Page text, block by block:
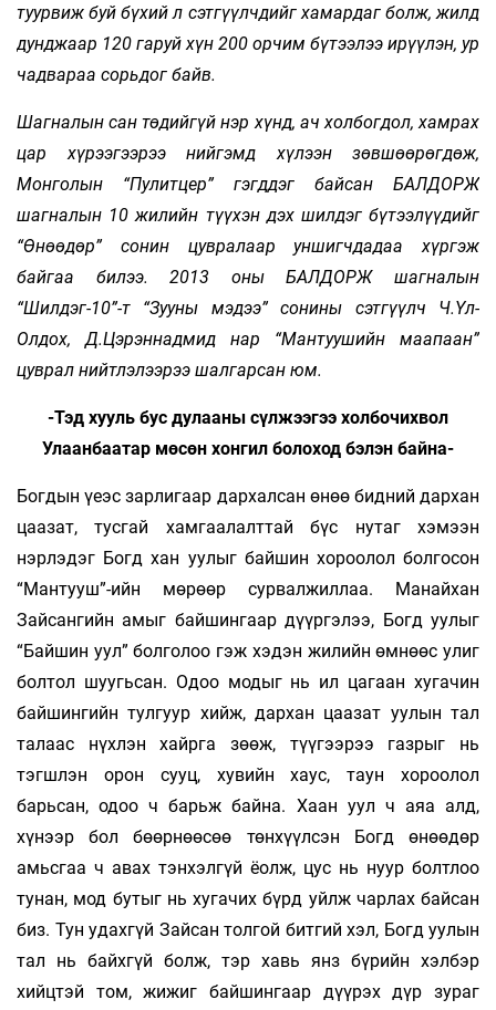
туурвиж буй бүхий л сэтгүүлчдийг хамардаг болж, жилд
дунджаар 120 гаруй хүн 200 орчим бүтээлээ ирүүлэн, ур
чадвараа сорьдог байв.
Шагналын сан төдийгүй нэр хүнд, ач холбогдол, хамрах
цар хүрээгээрээ нийгэмд хүлээн зөвшөөрөгдөж,
Монголын “Пулитцер” гэгддэг байсан БАЛДОРЖ
шагналын 10 жилийн түүхэн дэх шилдэг бүтээлүүдийг
“Өнөөдөр” сонин цувралаар уншигчдадаа хүргэж
байгаа билээ. 2013 оны БАЛДОРЖ шагналын
“Шилдэг-10”-т “Зууны мэдээ” сонины сэтгүүлч Ч.Үл-
Олдох, Д.Цэрэннадмид нар “Мантуушийн маапаан”
цуврал нийтлэлээрээ шалгарсан юм.
-Тэд хууль бус дулааны сүлжээгээ холбочихвол
Улаанбаатар мөсөн хонгил болоход бэлэн байна-
Богдын үеэс зарлигаар дархалсан өнөө бидний дархан
цаазат, тусгай хамгаалалттай бүс нутаг хэмээн
нэрлэдэг Богд хан уулыг байшин хороолол болгосон
“Мантууш”-ийн мөрөөр сурвалжиллаа. Манайхан
Зайсангийн амыг байшингаар дүүргэлээ, Богд уулыг
“Байшин уул” болголоо гэж хэдэн жилийн өмнөөс улиг
болтол шуугьсан. Одоо модыг нь ил цагаан хугачин
байшингийн тулгуур хийж, дархан цаазат уулын тал
талаас нүхлэн хайрга зөөж, түүгээрээ газрыг нь
тэгшлэн орон сууц, хувийн хаус, таун хороолол
барьсан, одоо ч барьж байна. Хаан уул ч аяа алд,
хүнээр бол бөөрнөөсөө төнхүүлсэн Богд өнөөдөр
амьсгаа ч авах тэнхэлгүй ёолж, цус нь нуур болтлоо
тунан, мод бутыг нь хугачих бүрд уйлж чарлах байсан
биз. Тун удахгүй Зайсан толгой битгий хэл, Богд уулын
тал нь байхгүй болж, тэр хавь янз бүрийн хэлбэр
хийцтэй том, жижиг байшингаар дүүрэх дүр зураг